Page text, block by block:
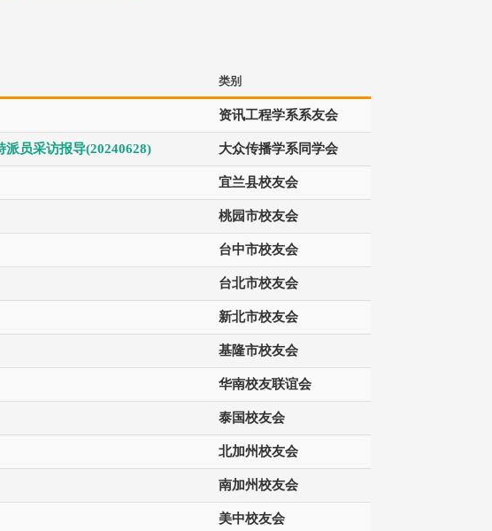
类别
资讯工程学系系友会
员采访报导(20240628) 大众传播学系同学会
宜兰县校友会
桃园市校友会
台中市校友会
台北市校友会
新北市校友会
基隆市校友会
华南校友联谊会
泰国校友会
北加州校友会
南加州校友会
美中校友会